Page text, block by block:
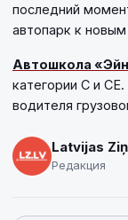
последний
автопарк к
Автошкола
категории C и
водителя
Latvijas
Редакция